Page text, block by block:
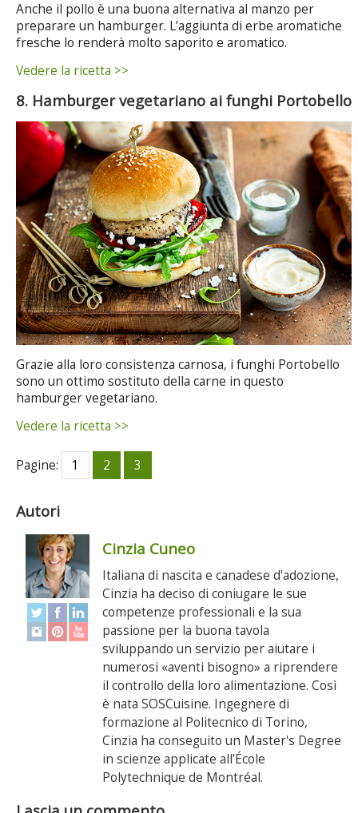
Anche il pollo è una buona alternativa al manzo per
preparare un hamburger. L’aggiunta di erbe aromatiche
fresche lo renderà molto saporito e aromatico.
Vedere la ricetta >>
8. Hamburger vegetariano ai funghi Portobello
Grazie alla loro consistenza carnosa, i funghi Portobello
sono un ottimo sostituto della carne in questo
hamburger vegetariano.
Vedere la ricetta >>
Pagine: 1 2 3
Autori
Cinzia Cuneo
Italiana di nascita e canadese d'adozione,
Cinzia ha deciso di coniugare le sue
competenze professionali e la sua
passione per la buona tavola
sviluppando un servizio per aiutare i
numerosi «aventi bisogno» a riprendere
il controllo della loro alimentazione. Così
è nata SOSCuisine. Ingegnere di
formazione al Politecnico di Torino,
Cinzia ha conseguito un Master's Degree
in scienze applicate all'École
Polytechnique de Montréal.